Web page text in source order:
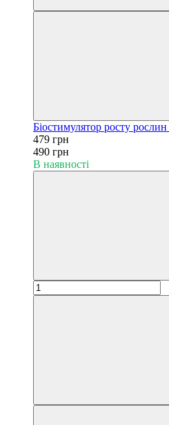
Біостимулятор росту
479 грн
490 грн
В наявності